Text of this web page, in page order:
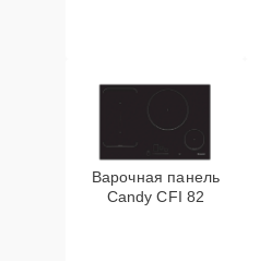
Варочная панель
Candy CFI 82